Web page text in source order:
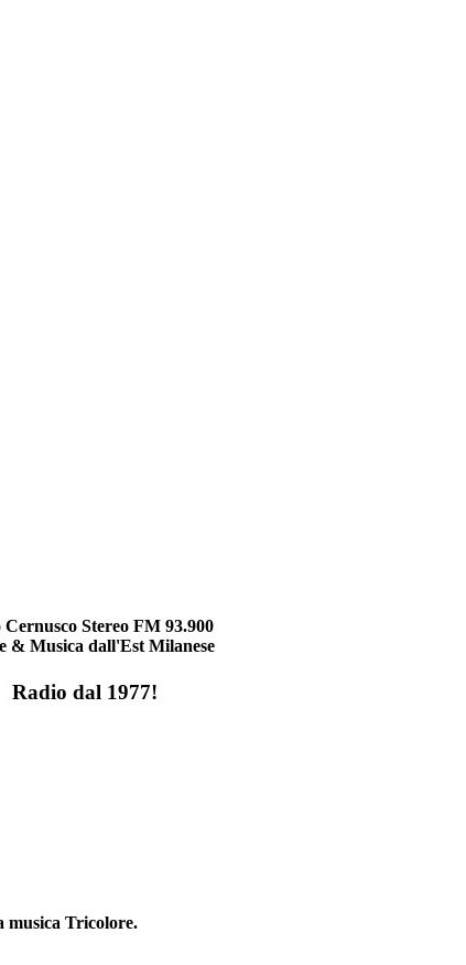
Cernusco Stereo FM 93.900
& Musica dall'Est Milanese
Radio dal 1977!
musica Tricolore.